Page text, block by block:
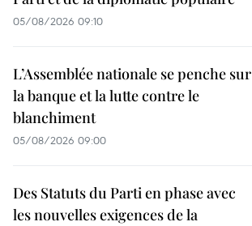
05/08/2026 09:10
L’Assemblée nationale se penche sur
la banque et la lutte contre le
blanchiment
05/08/2026 09:00
Des Statuts du Parti en phase avec
les nouvelles exigences de la